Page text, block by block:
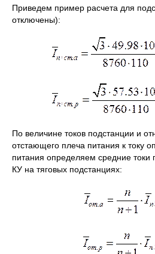
Приведем пример расчета для
отключены):
По величине токов подстанции и
отстающего плеча питания к току
питания определяем средние токи
КУ на тяговых подстанциях: